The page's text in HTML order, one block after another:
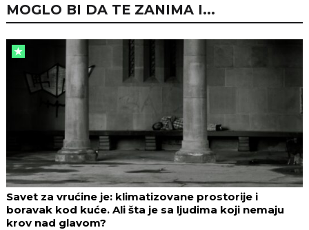
MOGLO BI DA TE ZANIMA I...
Savet za vrućine je: klimatizovane prostorije i
boravak kod kuće. Ali šta je sa ljudima koji nemaju
krov nad glavom?